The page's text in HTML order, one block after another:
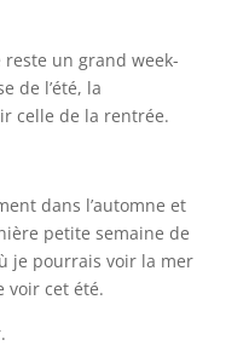
un grand week-
de l’été, la
celle de la rentrée.
dans l’automne et
petite semaine de
je pourrais voir la mer
voir cet été.